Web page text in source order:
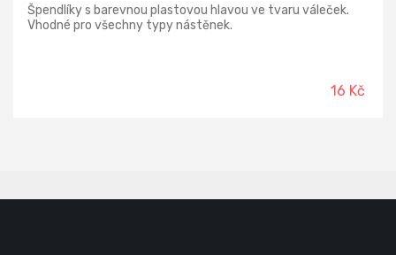
Špendlíky s barevnou plastovou hlavou ve tvaru váleček.
Vhodné pro všechny typy nástěnek.
16 Kč